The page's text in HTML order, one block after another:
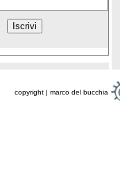
copyright | marco del bucchia